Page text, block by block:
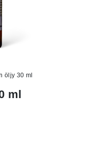
öljy 30 ml
ml